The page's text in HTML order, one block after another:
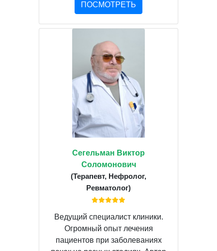
ПОСМОТРЕТЬ
Сегельман Виктор
Соломонович
(Терапевт, Нефролог,
Ревматолог)
Ведущий специалист клиники.
Огромный опыт лечения
пациентов при заболеваниях